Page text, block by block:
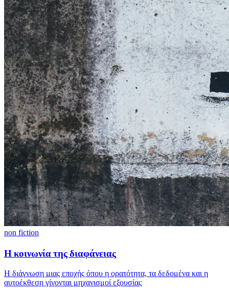
non fiction
Η κοινωνία της διαφάνειας
Η διάγνωση μιας εποχής όπου η ορατότητα, τα δεδομένα και η
αυτοέκθεση γίνονται μηχανισμοί εξουσίας